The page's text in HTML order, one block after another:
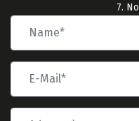
7.